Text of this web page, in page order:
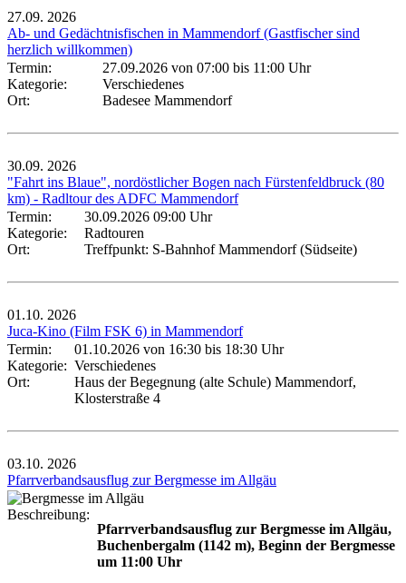
27.09. 2026
Ab- und Gedächtnisfischen in Mammendorf (Gastfischer sind
herzlich willkommen)
Termin:
27.09.2026 von 07:00 bis 11:00 Uhr
Kategorie:
Verschiedenes
Ort:
Badesee Mammendorf
30.09. 2026
"Fahrt ins Blaue", nordöstlicher Bogen nach Fürstenfeldbruck (80
km) - Radltour des ADFC Mammendorf
Termin:
30.09.2026 09:00 Uhr
Kategorie:
Radtouren
Ort:
Treffpunkt: S-Bahnhof Mammendorf (Südseite)
01.10. 2026
Juca-Kino (Film FSK 6) in Mammendorf
Termin:
01.10.2026 von 16:30 bis 18:30 Uhr
Kategorie: Verschiedenes
Ort:
Haus der Begegnung (alte Schule) Mammendorf,
Klosterstraße 4
03.10. 2026
Pfarrverbandsausflug zur Bergmesse im Allgäu
Beschreibung:
Pfarrverbandsausflug zur Bergmesse im Allgäu,
Buchenbergalm (1142 m), Beginn der Bergmesse
um 11:00 Uhr